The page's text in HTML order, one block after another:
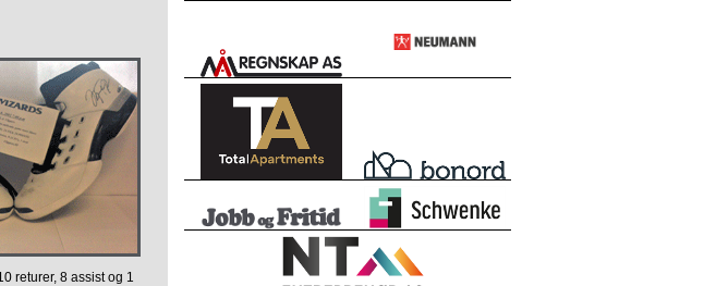
returer, 8 assist og 1